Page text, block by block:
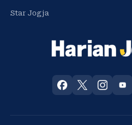
Star Jogja